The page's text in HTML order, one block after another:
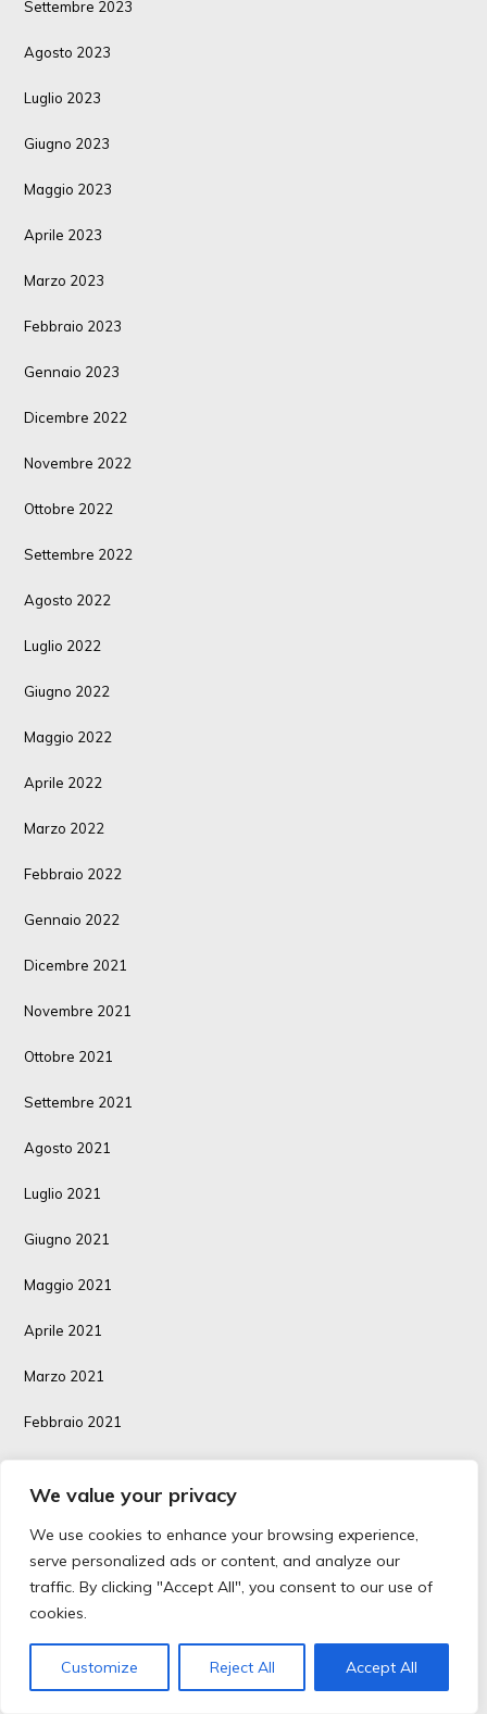
We value your privacy
We use cookies to enhance your browsing experience,
serve personalized ads or content, and analyze our
traffic. By clicking "Accept All", you consent to our use of
cookies.
Customize Reject All Accept All
Settembre 2023
Agosto 2023
Luglio 2023
Giugno 2023
Maggio 2023
Aprile 2023
Marzo 2023
Febbraio 2023
Gennaio 2023
Dicembre 2022
Novembre 2022
Ottobre 2022
Settembre 2022
Agosto 2022
Luglio 2022
Giugno 2022
Maggio 2022
Aprile 2022
Marzo 2022
Febbraio 2022
Gennaio 2022
Dicembre 2021
Novembre 2021
Ottobre 2021
Settembre 2021
Agosto 2021
Luglio 2021
Giugno 2021
Maggio 2021
Aprile 2021
Marzo 2021
Febbraio 2021
Novembre 2020
Ottobre 2020
Maggio 2017
CATEGORIE